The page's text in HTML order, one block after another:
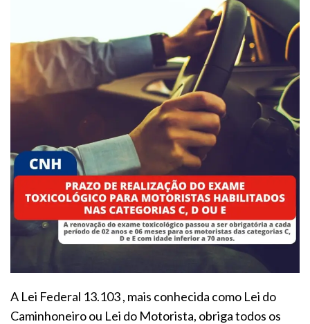
A Lei Federal 13.103 , mais conhecida como Lei do
Caminhoneiro ou Lei do Motorista, obriga todos os